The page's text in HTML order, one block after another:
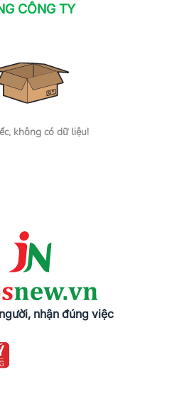
CÔNG TY
không có dữ liệu!
nhận đúng việc